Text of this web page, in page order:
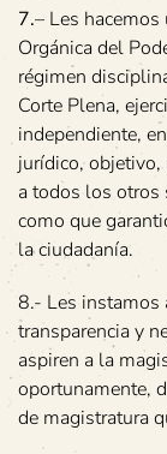
7.– Les
Orgánica del
régimen
Corte Plena,
independiente,
jurídico,
a todos los otros
como que
la ciudadanía.
8.- Les instamos
transparencia y
aspiren a la
oportunamente,
de magistratura